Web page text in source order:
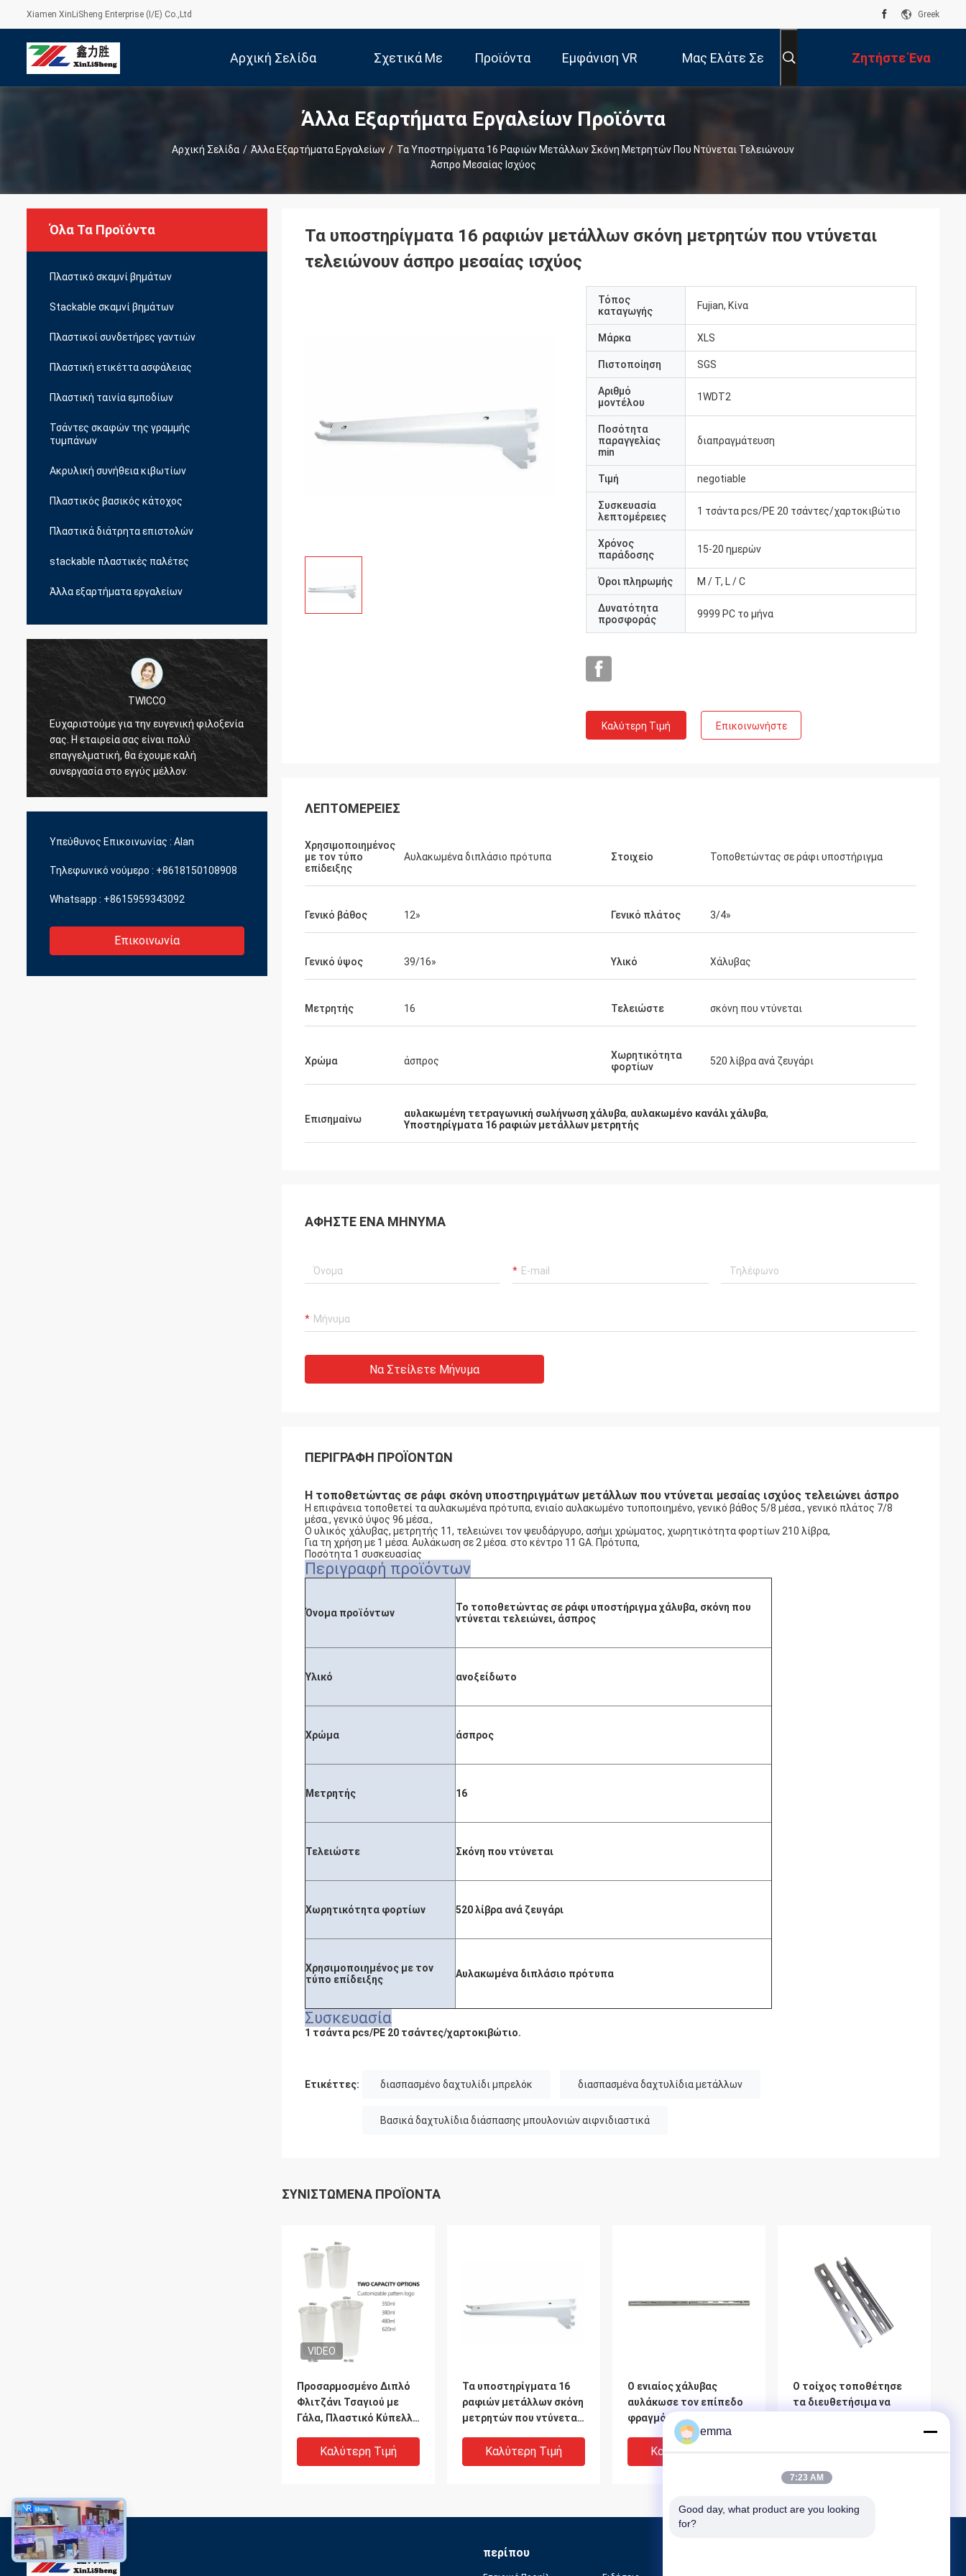
Xiamen XinLiSheng Enterprise (I/E) Co.,Ltd Greek
Αρχική Σελίδα Σχετικά Με
Εμάς
Προϊόντα Εμφάνιση VR Μας Ελάτε Σε Ζητήστε Ένα
Απόσπασμα
Άλλα Εξαρτήματα Εργαλείων Προϊόντα
Αρχική Σελίδα / Άλλα Εξαρτήματα Εργαλείων / Τα Υποστηρίγματα 16 Ραφιών Μετάλλων Σκόνη Μετρητών Που Ντύνεται Τελειώνουν
Άσπρο Μεσαίας Ισχύος
Όλα Τα Προϊόντα
Πλαστικό σκαμνί βημάτων
Stackable σκαμνί βημάτων
Πλαστικοί συνδετήρες γαντιών
Πλαστική ετικέττα ασφάλειας
Πλαστική ταινία εμποδίων
Τσάντες σκαφών της γραμμής
τυμπάνων
Ακρυλική συνήθεια κιβωτίων
Πλαστικός βασικός κάτοχος
Πλαστικά διάτρητα επιστολών
stackable πλαστικές παλέτες
Άλλα εξαρτήματα εργαλείων
TWICCO
Ευχαριστούμε για την ευγενική φιλοξενία
σας. Η εταιρεία σας είναι πολύ
επαγγελματική, θα έχουμε καλή
συνεργασία στο εγγύς μέλλον.
ποικιλίες των προϊόντων.
Υπεύθυνος Επικοινωνίας : Alan
Τηλεφωνικό νούμερο : +8618150108908
Whatsapp : +8615959343092
Επικοινωνία
Τα υποστηρίγματα 16 ραφιών μετάλλων σκόνη μετρητών που ντύνεται
τελειώνουν άσπρο μεσαίας ισχύος
Τόπος
καταγωγής
Fujian, Κίνα
Μάρκα XLS
Πιστοποίηση SGS
Αριθμό
μοντέλου
1WDT2
Ποσότητα
παραγγελίας
min
διαπραγμάτευση
Τιμή negotiable
Συσκευασία
λεπτομέρειες
1 τσάντα pcs/PE 20 τσάντες/χαρτοκιβώτιο
Χρόνος
παράδοσης
15-20 ημερών
Όροι πληρωμής Μ / Τ, L / C
Δυνατότητα
προσφοράς
9999 PC το μήνα
Καλύτερη Τιμή Επικοινωνήστε
ΛΕΠΤΟΜΈΡΕΙΕΣ
Χρησιμοποιημένος
με τον τύπο
επίδειξης
Αυλακωμένα διπλάσιο πρότυπα Στοιχείο Τοποθετώντας σε ράφι υποστήριγμα
Γενικό βάθος 12» Γενικό πλάτος 3/4»
Γενικό ύψος 39/16» Υλικό Χάλυβας
Μετρητής 16 Τελειώστε σκόνη που ντύνεται
Χρώμα άσπρος
Χωρητικότητα
φορτίων
520 λίβρα ανά ζευγάρι
Επισημαίνω αυλακωμένη τετραγωνική σωλήνωση χάλυβα, αυλακωμένο κανάλι χάλυβα,
Υποστηρίγματα 16 ραφιών μετάλλων μετρητής
ΑΦΉΣΤΕ ΈΝΑ ΜΉΝΥΜΑ
Να Στείλετε Μήνυμα
ΠΕΡΙΓΡΑΦΉ ΠΡΟΪΌΝΤΩΝ
Η τοποθετώντας σε ράφι σκόνη υποστηριγμάτων μετάλλων που ντύνεται μεσαίας ισχύος τελειώνει άσπρο
Η επιφάνεια τοποθετεί τα αυλακωμένα πρότυπα, ενιαίο αυλακωμένο τυποποιημένο, γενικό βάθος 5/8 μέσα., γενικό πλάτος 7/8
μέσα., γενικό ύψος 96 μέσα.,
Ο υλικός χάλυβας, μετρητής 11, τελειώνει τον ψευδάργυρο, ασήμι χρώματος, χωρητικότητα φορτίων 210 λίβρα,
Για τη χρήση με 1 μέσα. Αυλάκωση σε 2 μέσα. στο κέντρο 11 GA. Πρότυπα,
Ποσότητα 1 συσκευασίας
Περιγραφή προϊόντων
Όνομα προϊόντων
Το τοποθετώντας σε ράφι υποστήριγμα χάλυβα, σκόνη που
ντύνεται τελειώνει, άσπρος
Υλικό ανοξείδωτο
Χρώμα άσπρος
Μετρητής 16
Τελειώστε Σκόνη που ντύνεται
Χωρητικότητα φορτίων 520 λίβρα ανά ζευγάρι
Χρησιμοποιημένος με τον
τύπο επίδειξης
Αυλακωμένα διπλάσιο πρότυπα
Συσκευασία
1 τσάντα pcs/PE 20 τσάντες/χαρτοκιβώτιο.
Ετικέττες: διασπασμένο δαχτυλίδι μπρελόκ διασπασμένα δαχτυλίδια μετάλλων
Βασικά δαχτυλίδια διάσπασης μπουλονιών αιφνιδιαστικά
ΣΥΝΙΣΤΏΜΕΝΑ ΠΡΟΪΌΝΤΑ
VIDEO
Προσαρμοσμένο Διπλό
Φλιτζάνι Τσαγιού με
Γάλα, Πλαστικό Κύπελλο
Καλύτερη Τιμή
Τα υποστηρίγματα 16
ραφιών μετάλλων σκόνη
μετρητών που ντύνεται
μεσαίας ισχύος
Καλύτερη Τιμή
Ο ενιαίος χάλυβας
αυλάκωσε τον επίπεδο
φραγμό μετάλλων 1,06
λίβρες στέλνοντας το
βάρος Boltless/να
τοποθετήσει σε ράφι
Καλύτερη Τιμή
Ο τοίχος τοποθέτησε
τα διευθετήσιμα να
αυλακωμένα πρότυπα
Καλύτερη Τιμή
περίπου
emma
7:23 AM
Good day, what product are you looking
for?